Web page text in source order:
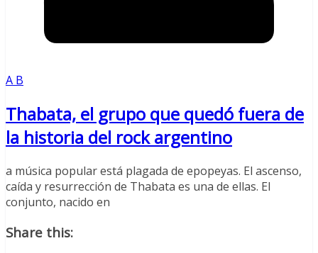
A B
Thabata, el grupo que quedó fuera de
la historia del rock argentino
a música popular está plagada de epopeyas. El ascenso,
caída y resurrección de Thabata es una de ellas. El
conjunto, nacido en
Share this: